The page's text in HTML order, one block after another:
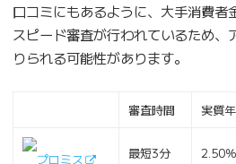
口コミにもあるように、大手消費者
スピード審査が行われているため、
りられる可能性があります。
審査時間 実質
プロミス 最短3分 2.50